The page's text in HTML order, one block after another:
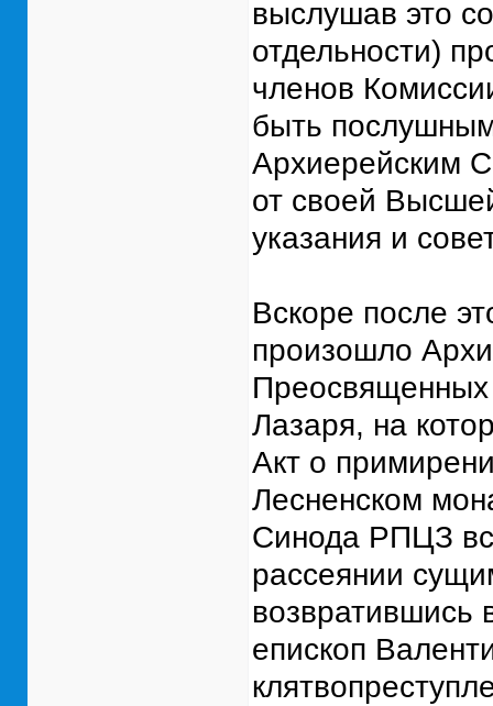
выслушав это
отдельности)
членов
быть
Архиерейским
от своей
указания и
Вскоре после
произошло
Преосвященных
Лазаря, на
Акт о
Лесненском
Синода РПЦЗ
рассеянии
возвратившись
епископ